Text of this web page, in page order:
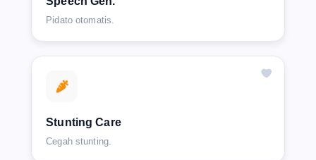
Pidato otomatis.
Stunting Care
Cegah stunting.